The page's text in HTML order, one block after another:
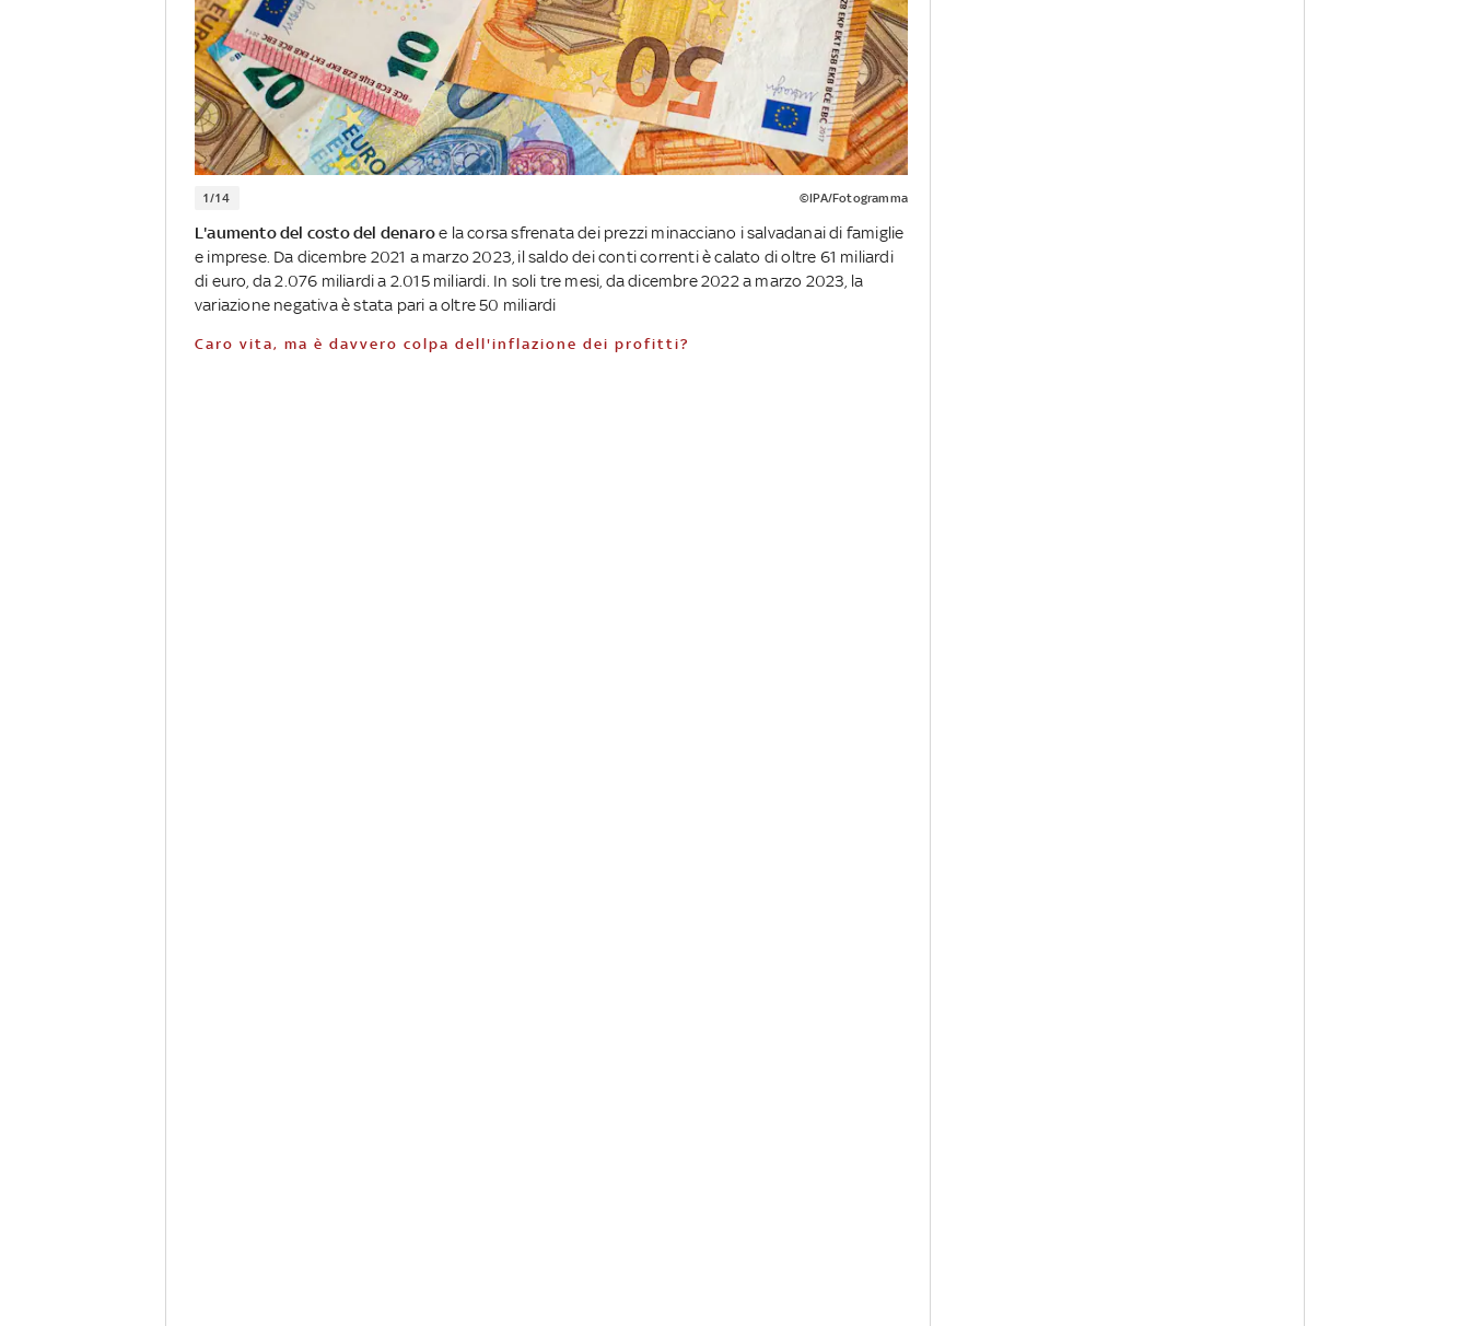
1/14 ©IPA/Fotogramma
L'aumento del costo del denaroe la corsa sfrenata dei prezzi minacciano i salvadanai di famiglie
e imprese. Da dicembre 2021 a marzo 2023, il saldo dei conti correnti è calato di oltre 61 miliardi
di euro, da 2.076 miliardi a 2.015 miliardi. In soli tre mesi, da dicembre 2022 a marzo 2023, la
variazione negativa è stata pari a oltre 50 miliardi
Caro vita, ma è davvero colpa dell'inflazione dei profitti?